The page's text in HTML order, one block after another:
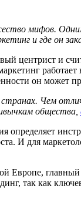
мифов.
и где он
центрист и
он может
Чем
общества,
определяет
И для
Европе,
так как